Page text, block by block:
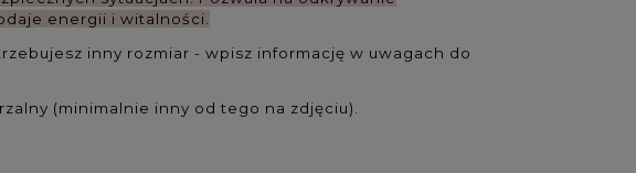
energii i witalności.
inny rozmiar - wpisz informację w uwagach do
(minimalnie inny od tego na zdjęciu).